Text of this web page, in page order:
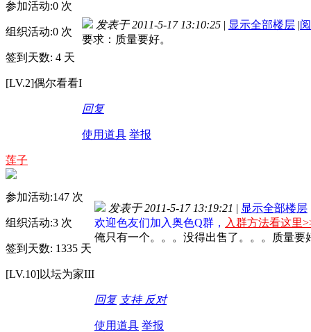
参加活动:0 次
组织活动:0 次
签到天数: 4 天
[LV.2]偶尔看看I
发表于 2011-5-17 13:10:25 | 显示全部楼层 |
要求：质量要好。
回复
使用道具 举报
莲子
参加活动:147 次
组织活动:3 次
签到天数: 1335 天
[LV.10]以坛为家III
发表于 2011-5-17 13:19:21 | 显示全部楼层
欢迎色友们加入奥色Q群， 入群方法看这里
俺只有一个。。。没得出售了。。。质量
回复 支持 反对
使用道具 举报